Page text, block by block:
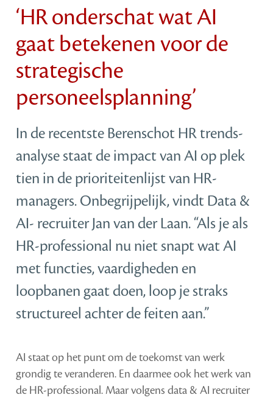
‘HR onderschat wat AI
gaat betekenen voor de
strategische
personeelsplanning’
In de recentste Berenschot HR trends-
analyse staat de impact van AI op plek
tien in de prioriteitenlijst van HR-
managers. Onbegrijpelijk, vindt Data &
AI- recruiter Jan van der Laan. “Als je als
HR-professional nu niet snapt wat AI
met functies, vaardigheden en
loopbanen gaat doen, loop je straks
structureel achter de feiten aan.”
AI staat op het punt om de toekomst van werk
grondig te veranderen. En daarmee ook het werk van
de HR-professional. Maar volgens data & AI recruiter